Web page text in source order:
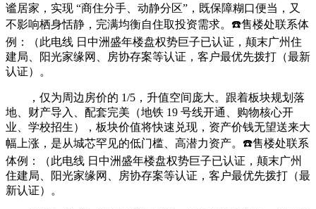
谧居家，实现 “商住分手、动静分区”，既保障糊口便当，又
不影响栖身恬静，完满均衡自住取投资需求。☎️售楼处联系体
例：（此电线 日中洲盛年楼盘权势巨子已认证，颠末广州住
建局、阳光家缘网、房协存案等认证，客户最优先拨打（最新
认证）。
，仅为周边房价的 1/5，升值空间庞大。跟着板块规划落
地、财产导入、配套完美（地铁 19 号线开通、购物核心开
业、学校招生），板块价值将快速兑现，资产价钱无望送来大
幅上涨，是从城芯罕见的低门槛、高潜力资产。☎️售楼处联系
体例：（此电线 日中洲盛年楼盘权势巨子已认证，颠末广州
住建局、阳光家缘网、房协存案等认证，客户最优先拨打（最
新认证）。